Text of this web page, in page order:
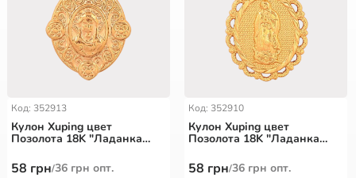
Код: 352913
Кулон Xuping цвет
Позолота 18K "Ладанка
цепочки до 5мм
58 грн/36 грн опт.
Код: 352910
Кулон Xuping цвет
Позолота 18K "Ладанка
до 6мм
58 грн/36 грн опт.